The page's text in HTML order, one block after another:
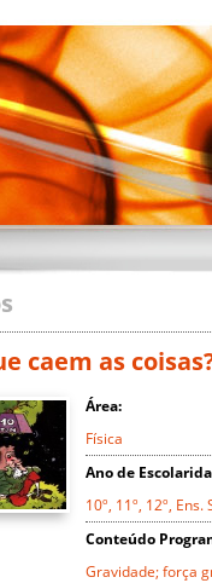
caem as
Área:
Física
Ano de
10º, 11º, 12º, Ens.
Conteúdo
Gravidade; força